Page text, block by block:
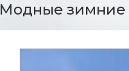
Модные зимние